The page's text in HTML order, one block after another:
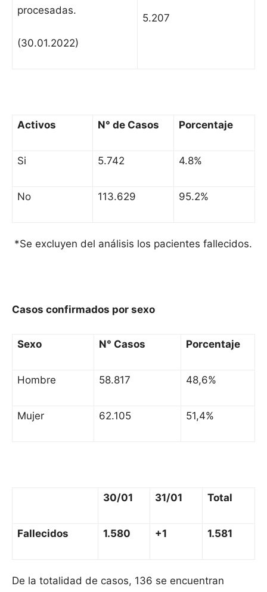
procesadas.
(30.01.2022)
5.207
Activos N° de Casos Porcentaje
Si 5.742 4.8%
No 113.629 95.2%
*Se excluyen del análisis los pacientes fallecidos.
Casos confirmados por sexo
Sexo N° Casos Porcentaje
Hombre 58.817 48,6%
Mujer 62.105 51,4%
30/01 31/01 Total
Fallecidos 1.580 +1 1.581
De la totalidad de casos, 136 se encuentran